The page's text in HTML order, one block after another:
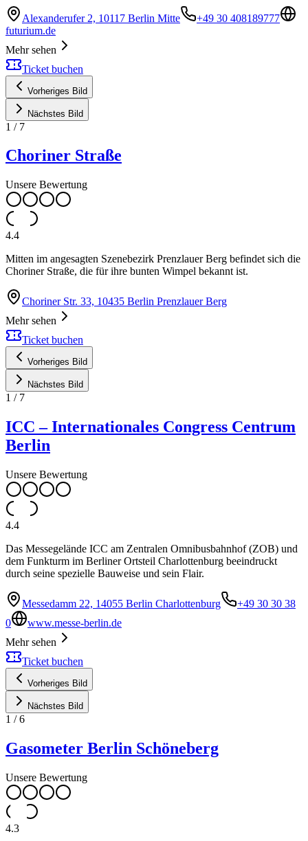
Alexanderufer 2, 10117 Berlin Mitte
+49 30 408189777
futurium.de
Mehr sehen
Ticket buchen
Vorheriges Bild
Nächstes Bild
1 / 7
Choriner Straße
Unsere Bewertung
4.4
Mitten im angesagten Szenebezirk Prenzlauer Berg befindet sich die
Choriner Straße, die für ihre bunten Wimpel bekannt ist.
Choriner Str. 33, 10435 Berlin Prenzlauer Berg
Mehr sehen
Ticket buchen
Vorheriges Bild
Nächstes Bild
1 / 7
ICC – Internationales Congress Centrum
Berlin
Unsere Bewertung
4.4
Das Messegelände ICC am Zentralen Omnibusbahnhof (ZOB) und
dem Funkturm im Berliner Ortsteil Charlottenburg beeindruckt
durch seine spezielle Bauweise und sein Flair.
Messedamm 22, 14055 Berlin Charlottenburg
+49 30 30 38
0
www.messe-berlin.de
Mehr sehen
Ticket buchen
Vorheriges Bild
Nächstes Bild
1 /6
Gasometer Berlin Schöneberg
Unsere Bewertung
4.3